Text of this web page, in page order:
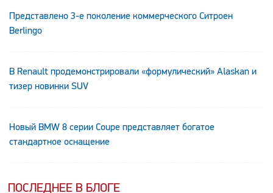
Представлено 3-е поколение коммерческого Ситроен
Berlingo
В Renault продемонстрировали «формулический» Alaskan и
тизер новинки SUV
Новый BMW 8 серии Coupe представляет богатое
стандартное оснащение
ПОСЛЕДНЕЕ В БЛОГЕ